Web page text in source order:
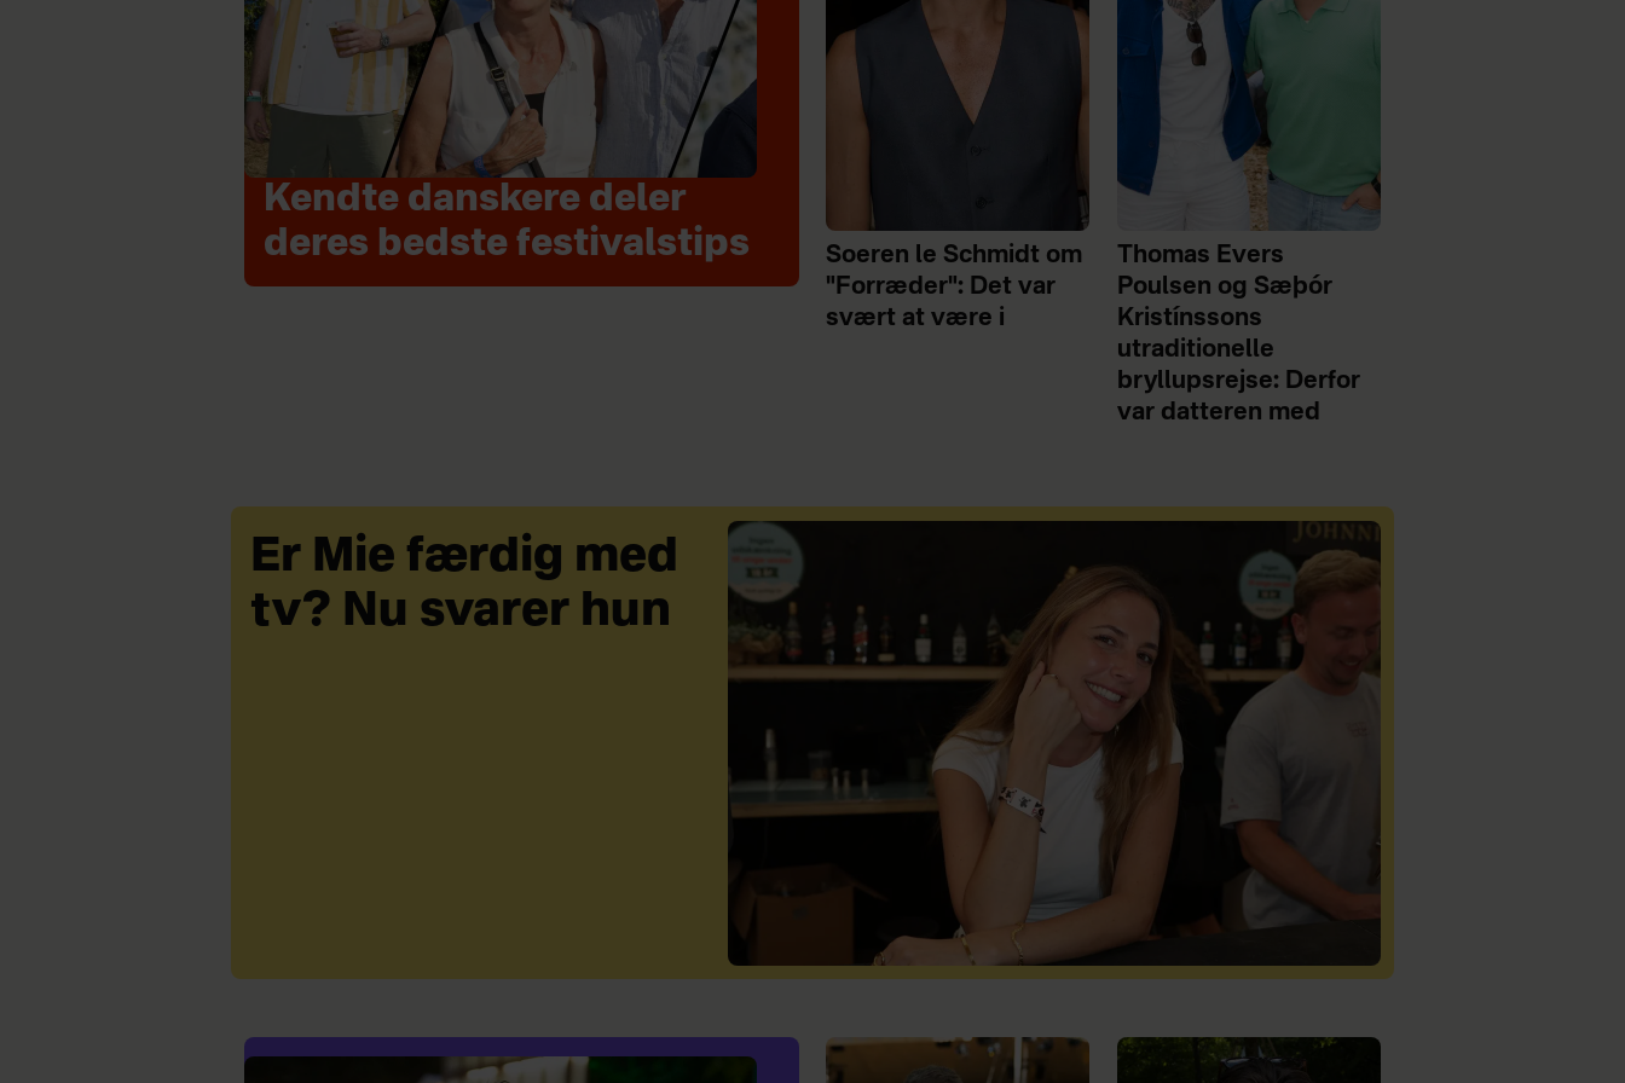
Kendte danskere deler
deres bedste festivalstips
Soeren le Schmidt om
"Forræder": Det var
svært at være i
Thomas Evers
Poulsen og Sæþór
Kristínssons
utraditionelle
bryllupsrejse: Derfor
var datteren med
Er Mie færdig med
tv? Nu svarer hun